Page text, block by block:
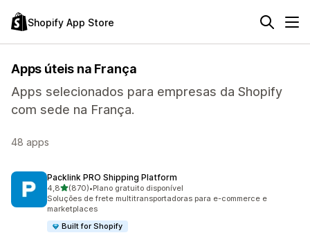
Shopify App Store
Apps úteis na França
Apps selecionados para empresas da Shopify
com sede na França.
48 apps
Packlink PRO Shipping Platform
4,8de 5 estrelas
(870)
870 avaliações ao todo
•Plano gratuito disponível
Soluções de frete multitransportadoras para e-commerce e
marketplaces
Built for Shopify